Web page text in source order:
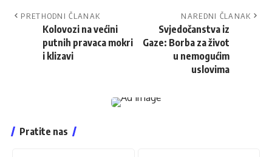
PRETHODNI ČLANAK
Kolovozi na većini
putnih pravaca mokri
i klizavi
NAREDNI ČLANAK
Svjedočanstva iz
Gaze: Borba za život
u nemogućim
uslovima
Pratite nas